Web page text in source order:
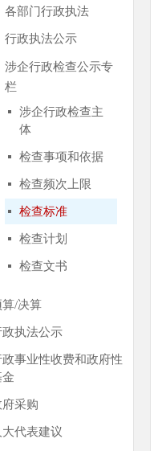
各部门行政执法
行政执法公示
涉企行政检查公示专
栏
涉企行政检查主
体
检查事项和依据
检查频次上限
检查标准
检查计划
检查文书
算/决算
政执法公示
政事业性收费和政府性
府采购
大代表建议